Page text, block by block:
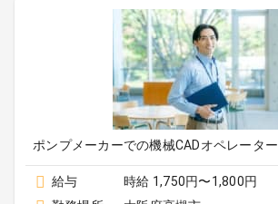
ポンプメーカーでの機械CADオペレーター
給与
時給 1,750円〜1,800円